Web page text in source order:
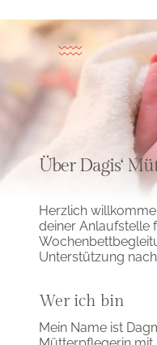
Inhalt
springen
Über Dagis‘
Herzlich
deiner Anlaufstelle
Unterstützung
Wer ich bin
Mein Name ist